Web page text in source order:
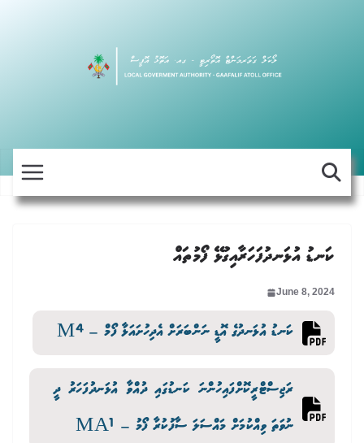
ކަނޑު އުޅަނދުފަހަރާއިގުޅޭ ފޯމުތައް
June 8, 2024
ކަނޑު އުޅަނދުގެ އޮޑީ ނަންބަރަށް އެދިހުށައަޅާ ފޯމް – M4
ރަޖިސްޓްރީކޮށްފައިހުންނަ ކަނޑުގައި ދުއްވާ އުޅަނދުފަހަރު ދީ
ނުވަތަ ވިއްކުމަށް މައްސަލަ ސާފުކުރާ ފޯމު – MA1